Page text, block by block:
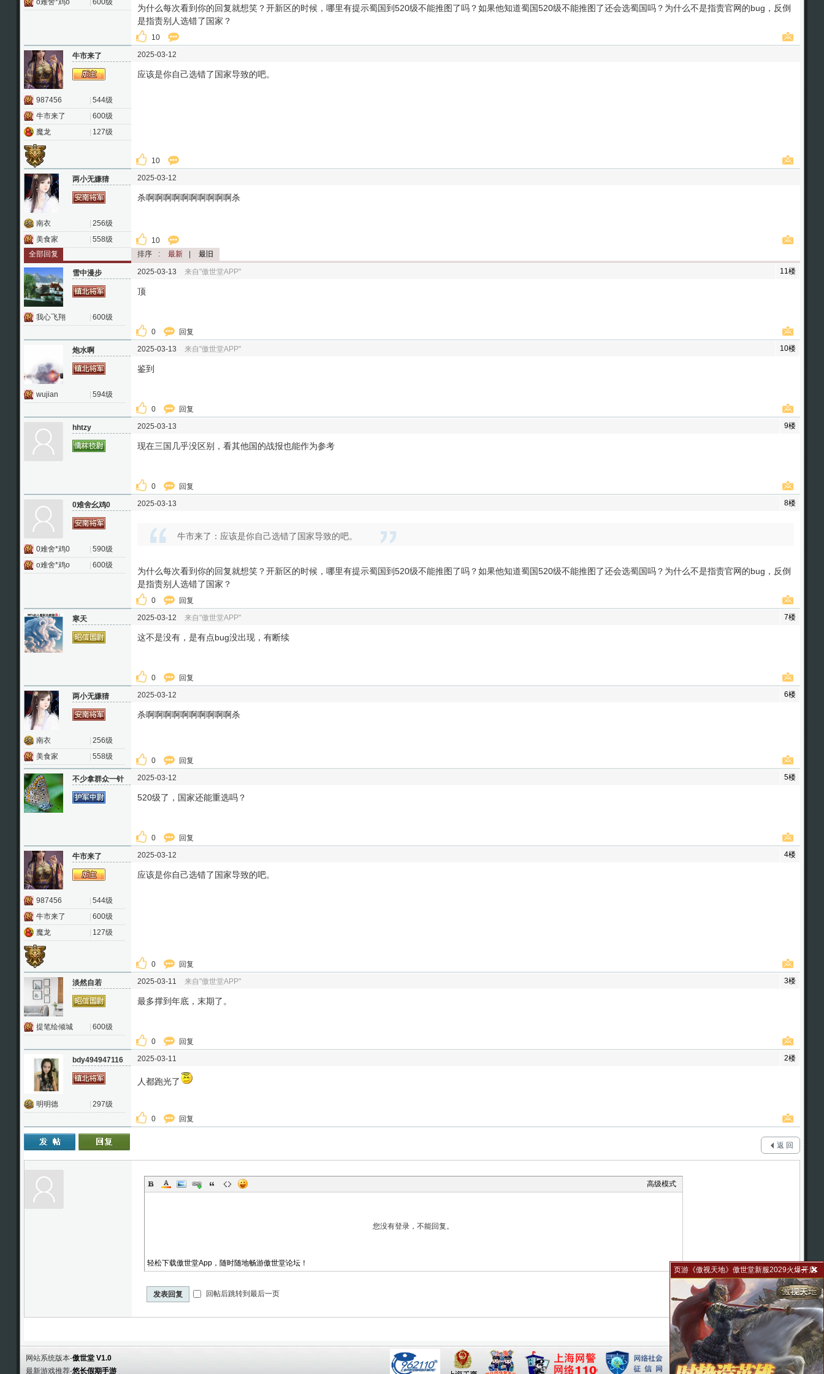
o难舍*鸡o
600级
为什么每次看到你的回复就想笑？开新区的时候，哪里有提示蜀国到520级不能推图了吗？如果他知道蜀国520级不能推图了还会选蜀国吗？为什么不是指责官网的bug，反倒
是指责别人选错了国家？
10
牛市来了
987456
544级
牛市来了
600级
魔龙
127级
2025-03-12
应该是你自己选错了国家导致的吧。
10
两小无嫌猜
南衣
256级
美食家
558级
2025-03-12
杀啊啊啊啊啊啊啊啊啊啊杀
10
全部回复
排序 : 最新 最旧
雪中漫步
我心飞翔 600级
11楼
2025-03-13 来自"傲世堂APP"
顶
0 回复
炮水啊
wujian 594级
10楼
2025-03-13 来自"傲世堂APP"
鉴到
0 回复
hhtzy 9楼
2025-03-13
现在三国几乎没区别，看其他国的战报也能作为参考
0 回复
0难舍幺鸡0
0难舍*鸡0
590级
o难舍*鸡o
600级
8楼
2025-03-13
牛市来了：应该是你自己选错了国家导致的吧。
为什么每次看到你的回复就想笑？开新区的时候，哪里有提示蜀国到520级不能推图了吗？如果他知道蜀国520级不能推图了还会选蜀国吗？为什么不是指责官网的bug，反倒
是指责别人选错了国家？
0 回复
寒天 7楼
2025-03-12 来自"傲世堂APP"
这不是没有，是有点bug没出现，有断续
0 回复
两小无嫌猜
南衣
256级
美食家
558级
6楼
2025-03-12
杀啊啊啊啊啊啊啊啊啊啊杀
0 回复
不少拿群众一针 5楼
2025-03-12
520级了，国家还能重选吗？
0 回复
牛市来了
987456
544级
牛市来了
600级
魔龙
127级
4楼
2025-03-12
应该是你自己选错了国家导致的吧。
0 回复
淡然自若
提笔绘倾城 600级
3楼
2025-03-11 来自"傲世堂APP"
最多撑到年底，末期了。
0 回复
bdy494947116
明明德 297级
2楼
2025-03-11
人都跑光了
0 回复
返 回
高级模式
轻松下载傲世堂App，随时随地畅游傲世堂论坛！
发表回复 回帖后跳转到最后一页
网站系统版本-傲世堂 V1.0
最新游戏推荐-悠长假期手游 31010102002502
页游《傲视天地》傲世堂新服2029火爆开启